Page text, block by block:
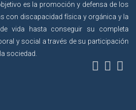
es la promoción y defensa de los
con discapacidad física y orgánica y la
vida hasta conseguir su completa
y social a través de su participación
sociedad.